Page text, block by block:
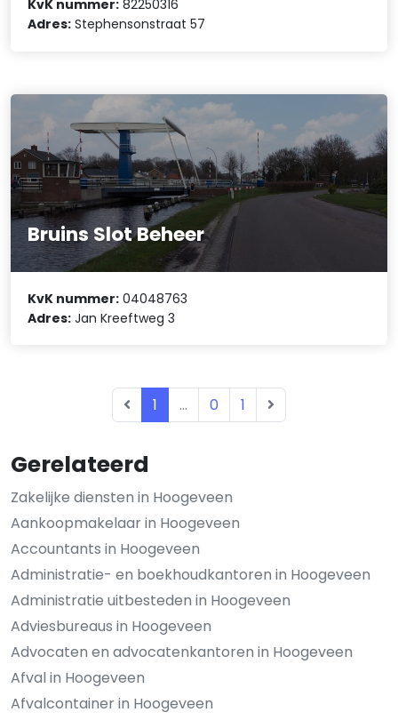
Gerelateerd
Zakelijke diensten in Hoogeveen
Aankoopmakelaar in Hoogeveen
Accountants in Hoogeveen
Administratie- en boekhoudkantoren in Hoogeveen
Administratie uitbesteden in Hoogeveen
Adviesbureaus in Hoogeveen
Advocaten en advocatenkantoren in Hoogeveen
Afval in Hoogeveen
Afvalcontainer in Hoogeveen
KvK nummer: 82250316
Adres: Stephensonstraat 57
Bruins Slot Beheer
KvK nummer: 04048763
Adres: Jan Kreeftweg 3
1 ... 0 1